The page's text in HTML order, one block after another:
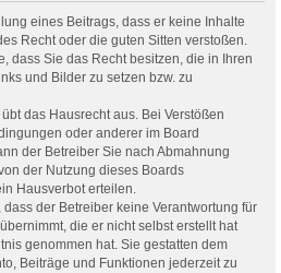
eines Beitrags, dass er keine Inhalte
Recht oder die guten Sitten verstoßen.
dass Sie das Recht besitzen, die in Ihren
und Bilder zu setzen bzw. zu
das Hausrecht aus. Bei Verstößen
oder anderer im Board
der Betreiber Sie nach Abmahnung
der Nutzung dieses Boards
Hausverbot erteilen.
der Betreiber keine Verantwortung für
die er nicht selbst erstellt hat
genommen hat. Sie gestatten dem
Beiträge und Funktionen jederzeit zu